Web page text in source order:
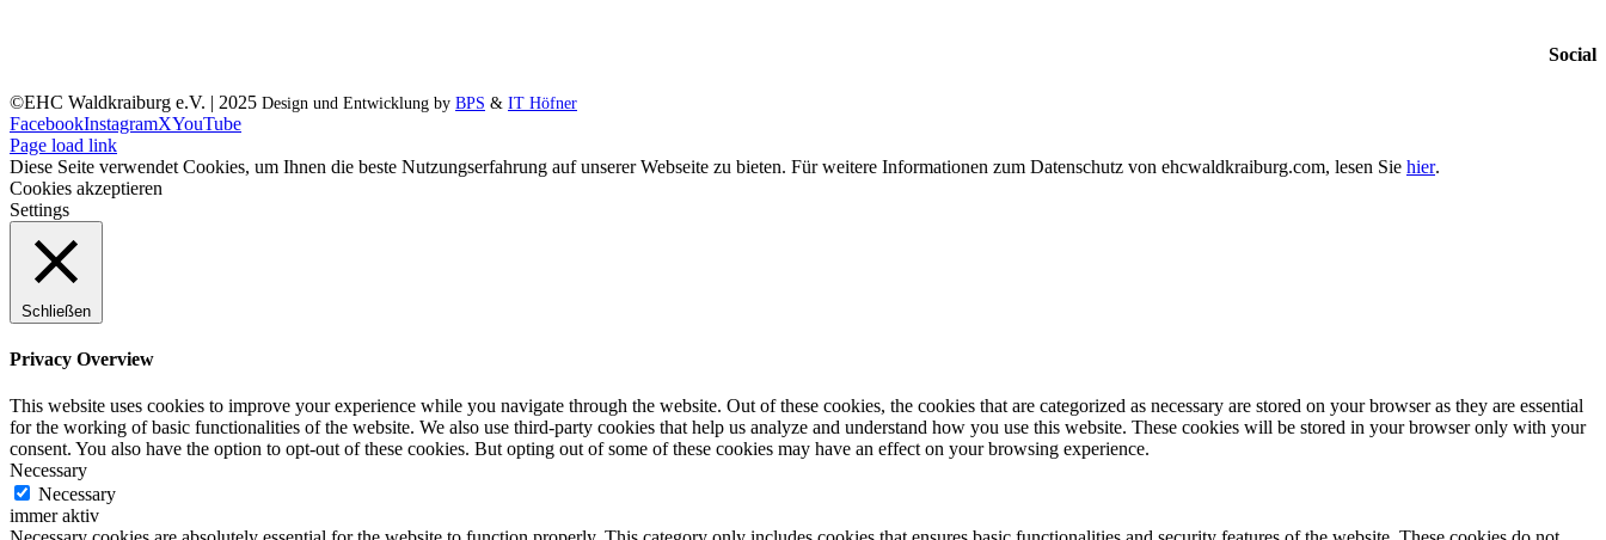
Social
©EHC Waldkraiburg e.V. | 2025 Design und Entwicklung by BPS & IT Höfner
FacebookInstagramXYouTube
Page load link
Diese Seite verwendet Cookies, um Ihnen die beste Nutzungserfahrung auf unserer Webseite zu bieten. Für weitere Informationen zum Datenschutz von ehcwaldkraiburg.com, lesen Sie hier.
Cookies akzeptieren
Settings
Schließen
Privacy Overview
This website uses cookies to improve your experience while you navigate through the website. Out of these cookies, the cookies that are categorized as necessary are stored on your browser as they are essential
for the working of basic functionalities of the website. We also use third-party cookies that help us analyze and understand how you use this website. These cookies will be stored in your browser only with your
consent. You also have the option to opt-out of these cookies. But opting out of some of these cookies may have an effect on your browsing experience.
Necessary
Necessary
immer aktiv